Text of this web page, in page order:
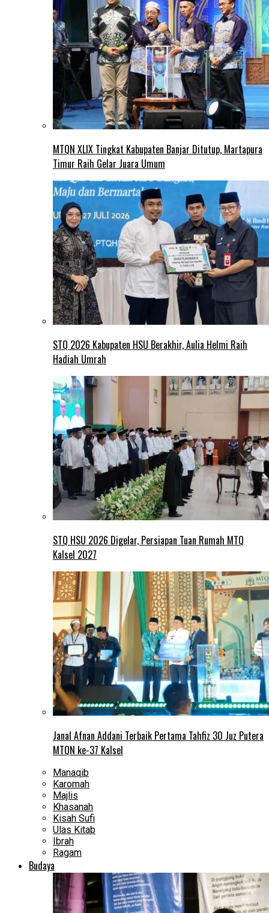
MTQN XLIX Tingkat Kabupaten Banjar Ditutup, Martapura
Timur Raih Gelar Juara Umum
STQ 2026 Kabupaten HSU Berakhir, Aulia Helmi Raih
Hadiah Umrah
STQ HSU 2026 Digelar, Persiapan Tuan Rumah MTQ
Kalsel 2027
Janal Afnan Addani Terbaik Pertama Tahfiz 30 Juz Putera
MTQN ke-37 Kalsel
Manaqib
Karomah
Majlis
Khasanah
Kisah Sufi
Ulas Kitab
Ibrah
Ragam
Budaya